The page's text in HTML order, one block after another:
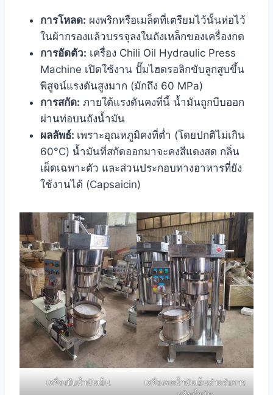
การโหลด: ผงพริกหรือเมล็ดที่เตรียมไว้นั้นห่อไว้
ในผ้ากรองแล้วบรรจุลงในถังเหล็กของเครื่องกด
การอัดตัว: เครื่อง Chili Oil Hydraulic Press
Machine เปิดใช้งาน ปั๊มไฮดรอลิกขับลูกสูบขึ้น
พิสูจน์แรงดันสูงมาก (มักถึง 60 MPa)
การสกัด: ภายใต้แรงดันคงที่นี้ น้ำมันถูกบีบออก
ผ่านท่อบนถังน้ำมัน
ผลลัพธ์: เพราะอุณหภูมิคงที่ต่ำ (โดยปกติไม่เกิน
60°C) น้ำมันที่สกัดออกมาจะคงสีแดงสด กลิ่น
เผ็ดเฉพาะตัว และส่วนประกอบทางอาหารที่ยัง
ใช้งานได้ (Capsaicin)
เครื่องบีบน้ำมันเย็น
เครื่องกดน้ำมันเย็นสำหรับการ